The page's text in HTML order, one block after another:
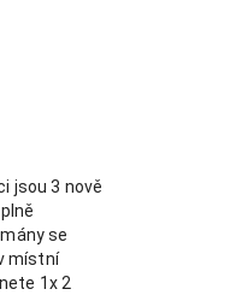
jsou 3 nově
se
místní
1x 2